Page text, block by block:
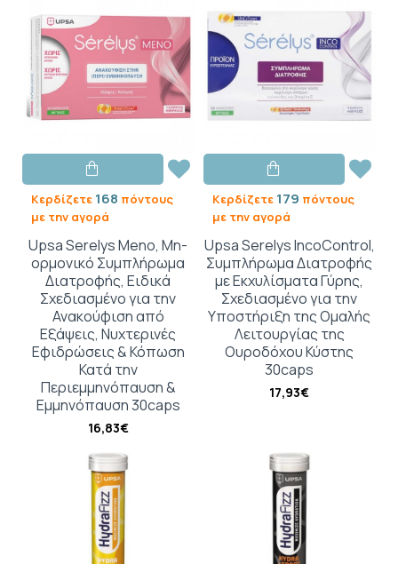
Κερδίζετε 168 πόντους
με την αγορά
Upsa Serelys Meno, Μη-
ορμονικό Συμπλήρωμα
Διατροφής, Ειδικά
Σχεδιασμένο για την
Ανακούφιση από
Εξάψεις, Νυχτερινές
Εφιδρώσεις & Κόπωση
Κατά την
Περιεμμηνόπαυση &
Εμμηνόπαυση 30caps
16,83€
Κερδίζετε 179 πόντους
με την αγορά
Upsa Serelys IncoControl,
Συμπλήρωμα Διατροφής
με Εκχυλίσματα Γύρης,
Σχεδιασμένο για την
Υποστήριξη της Ομαλής
Λειτουργίας της
Ουροδόχου Κύστης
30caps
17,93€